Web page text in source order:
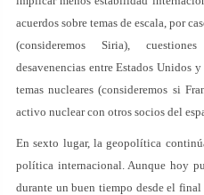
acuerdos sobre temas de escala, por
(consideremos Siria),
desavenencias entre Estados
temas nucleares (consideremos si
activo nuclear con otros socios del
En sexto lugar, la geopolítica
política internacional. Aunque hoy
durante un buen tiempo desde el